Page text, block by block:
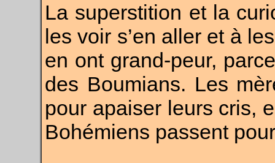
La superstition et la
les voir s’en aller et à
en ont grand-peur,
des Boumians. Les
pour apaiser leurs cris,
Bohémiens passent